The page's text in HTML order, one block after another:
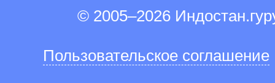
© 2005–2026
Пользовательское соглашение